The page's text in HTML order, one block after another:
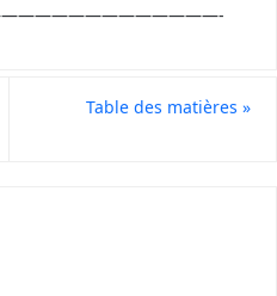
Table des matières »